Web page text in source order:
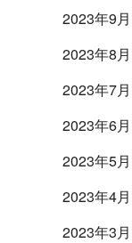
2023年9月
2023年8月
2023年7月
2023年6月
2023年5月
2023年4月
2023年3月